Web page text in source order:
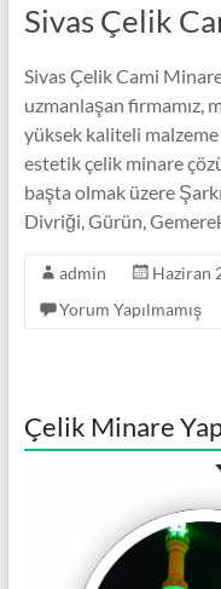
Çelik
Minare
Firması
Çelik
Minare,
Çelik
Modelleri
Sivas Çelik
Sivas Çelik Cami
uzmanlaşan firmamız,
yüksek kaliteli malzeme
estetik çelik minare
başta olmak üzere
Divriği, Gürün,
admin Haziran
Yorum Yapılmamış
Çelik Minare